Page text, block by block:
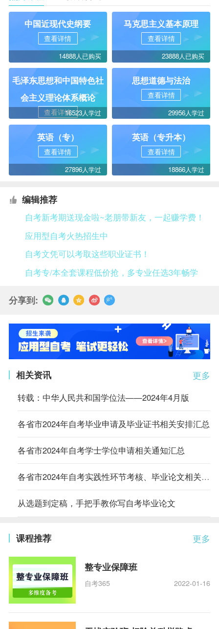
中国近现代史纲要
查看详情
14888人已购买
马克思主义基本原理
查看详情
23888人已购买
毛泽东思想和中国特色社
会主义理论体系概论
查看详情16523人学过
思想道德与法治
查看详情
29956人学过
英语（专）
查看详情
27896人学过
英语（专升本）
查看详情
18866人学过
编辑推荐
自考新考期送现金啦~老朋带新友，一起赚学费！
应用型自考火热招生中
自考文凭可以考取这些职业证书！
自考专/本全套课程低价抢，多专业任选3年畅学
分享到:
更多
相关资讯
转载：中华人民共和国学位法——2024年4月版
各省市2024年自考毕业申请及毕业证书相关安排汇总
各省市2024年自考学士学位申请相关通知汇总
各省市2024年自考实践性环节考核、毕业论文相关通知汇总
从选题到定稿，手把手教你写自考毕业论文
更多
课程推荐
整专业保障班
自考365 2022-01-16